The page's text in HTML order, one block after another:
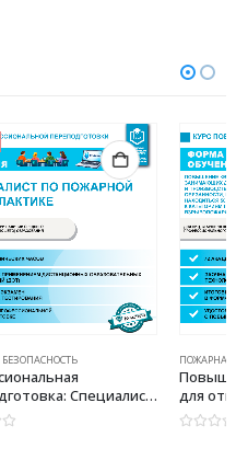
-38%
ПОЖАРНАЯ БЕЗОПАСНОСТЬ
Повышение квалификации
для ответственных
должностных лиц,
занимающих должности